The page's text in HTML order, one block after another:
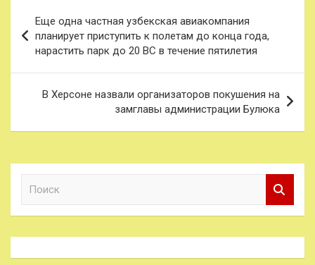
по
записям
Еще одна частная узбекская авиакомпания
планирует приступить к полетам до конца года,
нарастить парк до 20 ВС в течение пятилетия
В Херсоне назвали организаторов покушения на
замглавы администрации Булюка
к